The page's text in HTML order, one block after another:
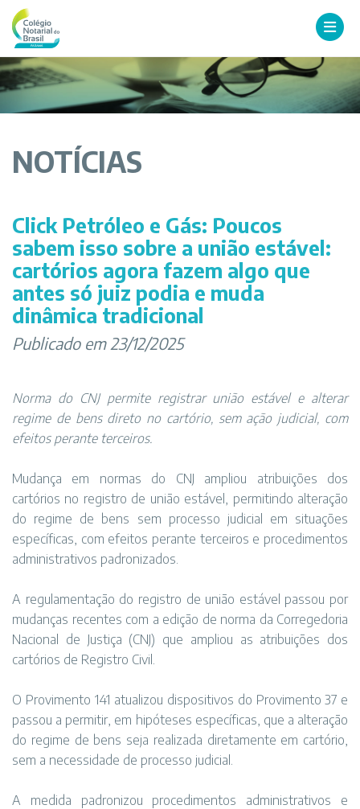
NOTÍCIAS
Click Petróleo e Gás: Poucos
sabem isso sobre a união estável:
cartórios agora fazem algo que
antes só juiz podia e muda
dinâmica tradicional
Publicado em 23/12/2025
Norma do CNJ permite registrar união estável e alterar
regime de bens direto no cartório, sem ação judicial, com
efeitos perante terceiros.
Mudança em normas do CNJ ampliou atribuições dos
cartórios no registro de união estável, permitindo alteração
do regime de bens sem processo judicial em situações
específicas, com efeitos perante terceiros e procedimentos
administrativos padronizados.
A regulamentação do registro de união estável passou por
mudanças recentes com a edição de norma da Corregedoria
Nacional de Justiça (CNJ) que ampliou as atribuições dos
cartórios de Registro Civil.
O Provimento 141 atualizou dispositivos do Provimento 37 e
passou a permitir, em hipóteses específicas, que a alteração
do regime de bens seja realizada diretamente em cartório,
sem a necessidade de processo judicial.
A medida padronizou procedimentos administrativos e